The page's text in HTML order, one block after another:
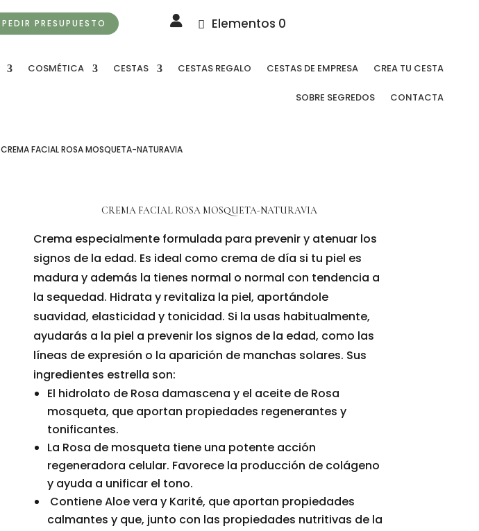
PEDIR PRESUPUESTO Elementos 0
COSMÉTICA CESTAS CESTAS REGALO CESTAS DE EMPRESA CREA TU CESTA
SOBRE SEGREDOS CONTACTA
CREMA FACIAL ROSA MOSQUETA-NATURAVIA
CREMA FACIAL ROSA MOSQUETA-NATURAVIA
Crema especialmente formulada para prevenir y atenuar los
signos de la edad. Es ideal como crema de día si tu piel es
madura y además la tienes normal o normal con tendencia a
la sequedad. Hidrata y revitaliza la piel, aportándole
suavidad, elasticidad y tonicidad. Si la usas habitualmente,
ayudarás a la piel a prevenir los signos de la edad, como las
líneas de expresión o la aparición de manchas solares. Sus
ingredientes estrella son:
El hidrolato de Rosa damascena y el aceite de Rosa
mosqueta, que aportan propiedades regenerantes y
tonificantes.
La Rosa de mosqueta tiene una potente acción
regeneradora celular. Favorece la producción de colágeno
y ayuda a unificar el tono.
Contiene Aloe vera y Karité, que aportan propiedades
calmantes y que, junto con las propiedades nutritivas de la